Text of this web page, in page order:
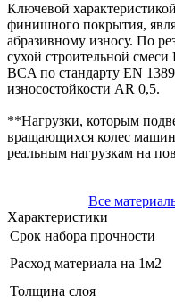
Ключевой
финишного покрытия,
абразивному износу. По
сухой строительной
BCA по стандарту EN
износостойкости AR 0,5.
**Нагрузки, которым
вращающихся колес
реальным нагрузкам на
Все
Характеристики
Срок набора прочности
Расход материала на 1м2
Толщина слоя